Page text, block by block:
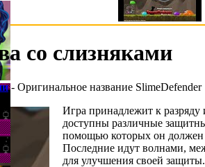
со слизняками
- Оригинальное название SlimeDefender
Игра принадлежит к
доступны различные
помощью которых он должен
Последние идут волнами,
для улучшения своей защиты.